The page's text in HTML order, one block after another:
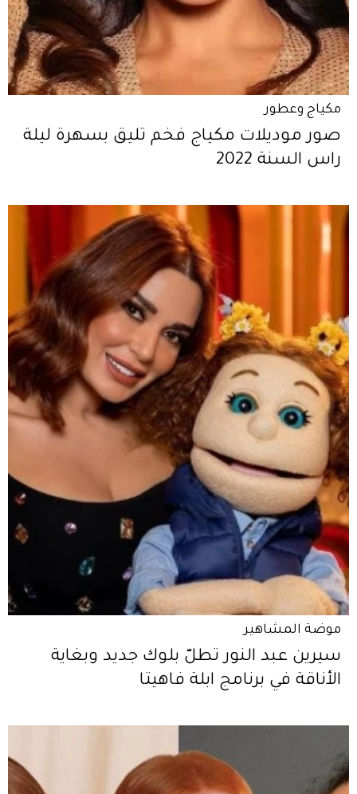
مكياج وعطور
صور موديلات مكياج فخم تليق بسهرة ليلة
راس السنة 2022
موضة المشاهير
سيرين عبد النور تطلّ بلوك جديد وبغاية
الأناقة في برنامج ابلة فاهيتا